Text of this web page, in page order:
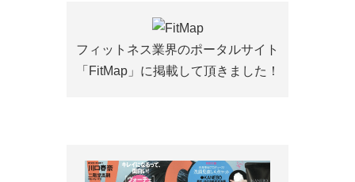
フィットネス業界のポータルサイト
「FitMap」に掲載して頂きました！